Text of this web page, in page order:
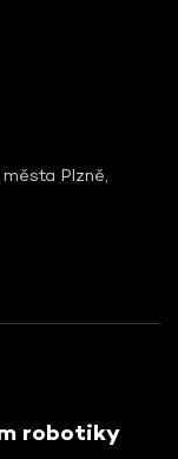
Plzně,
robotiky